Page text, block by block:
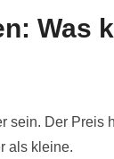
Was
sein. Der Preis
als kleine.